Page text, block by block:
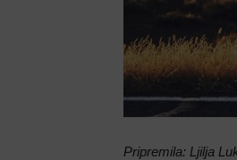
Pripremila: Ljilja